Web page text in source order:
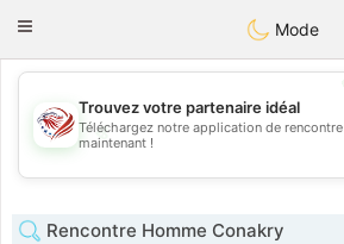
StatesDating
Toggle
Mode
💖
💕
Trouvez votre partenaire idéal
Téléchargez notre application de rencontre
maintenant !
Rencontre Homme Conakry